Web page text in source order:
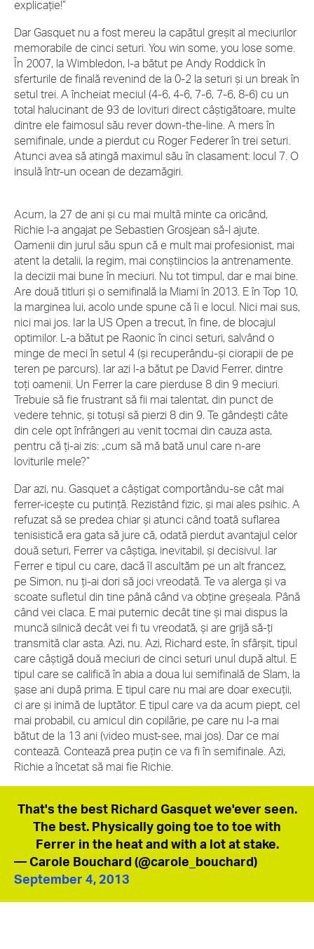
explicație!”
Dar Gasquet nu a fost mereu la capătul greșit al meciurilor
memorabile de cinci seturi. You win some, you lose some.
În 2007, la Wimbledon, l-a bătut pe Andy Roddick în
sferturile de finală revenind de la 0-2 la seturi și un break în
setul trei. A încheiat meciul (4-6, 4-6, 7-6, 7-6, 8-6) cu un
total halucinant de 93 de lovituri direct câștigătoare, multe
dintre ele faimosul său rever down-the-line. A mers în
semifinale, unde a pierdut cu Roger Federer în trei seturi.
Atunci avea să atingă maximul său în clasament: locul 7. O
insulă într-un ocean de dezamăgiri.
Acum, la 27 de ani și cu mai multă minte ca oricând,
Richie l-a angajat pe Sebastien Grosjean să-l ajute.
Oamenii din jurul său spun că e mult mai profesionist, mai
atent la detalii, la regim, mai conștiincios la antrenamente.
Ia decizii mai bune în meciuri. Nu tot timpul, dar e mai bine.
Are două titluri și o semifinală la Miami în 2013. E în Top 10,
la marginea lui, acolo unde spune că îi e locul. Nici mai sus,
nici mai jos. Iar la US Open a trecut, în fine, de blocajul
optimilor. L-a bătut pe Raonic în cinci seturi, salvând o
minge de meci în setul 4 (și recuperându-și ciorapii de pe
teren pe parcurs). Iar azi l-a bătut pe David Ferrer, dintre
toți oamenii. Un Ferrer la care pierduse 8 din 9 meciuri.
Trebuie să fie frustrant să fii mai talentat, din punct de
vedere tehnic, și totuși să pierzi 8 din 9. Te gândești câte
din cele opt înfrângeri au venit tocmai din cauza asta,
pentru că ți-ai zis: „cum să mă bată unul care n-are
loviturile mele?”
Dar azi, nu. Gasquet a câștigat comportându-se cât mai
ferrer-icește cu putință. Rezistând fizic, și mai ales psihic. A
refuzat să se predea chiar și atunci când toată suflarea
tenisistică era gata să jure că, odată pierdut avantajul celor
două seturi, Ferrer va câștiga, inevitabil, și decisivul. Iar
Ferrer e tipul cu care, dacă îl ascultăm pe un alt francez,
pe Simon, nu ți-ai dori să joci vreodată. Te va alerga și va
scoate sufletul din tine până când va obține greșeala. Până
când vei claca. E mai puternic decât tine și mai dispus la
muncă silnică decât vei fi tu vreodată, și are grijă să-ți
transmită clar asta. Azi, nu. Azi, Richard este, în sfârșit, tipul
care câștigă două meciuri de cinci seturi unul după altul. E
tipul care se califică în abia a doua lui semifinală de Slam, la
șase ani după prima. E tipul care nu mai are doar execuții,
ci are și inimă de luptător. E tipul care va da acum piept, cel
mai probabil, cu amicul din copilărie, pe care nu l-a mai
bătut de la 13 ani (video must-see, mai jos). Dar ce mai
contează. Contează prea puțin ce va fi în semifinale. Azi,
Richie a încetat să mai fie Richie.
That's the best Richard Gasquet we'ever seen.
The best. Physically going toe to toe with
Ferrer in the heat and with a lot at stake.
— Carole Bouchard (@carole_bouchard)
September 4, 2013